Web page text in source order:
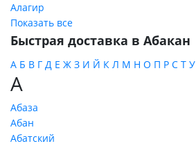
Алагир
Показать все
Быстрая доставка в Абакан
А Б В Г Д Е Ж З И Й К Л М Н О П Р С Т У
А
Абаза
Абан
Абатский